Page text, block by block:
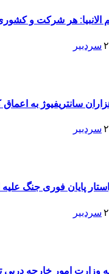
هر شرکت و کشوری
سردبیر
هزاران سانتریفیوژ به
سردبیر
سردبیر
وزارت امور خارجه